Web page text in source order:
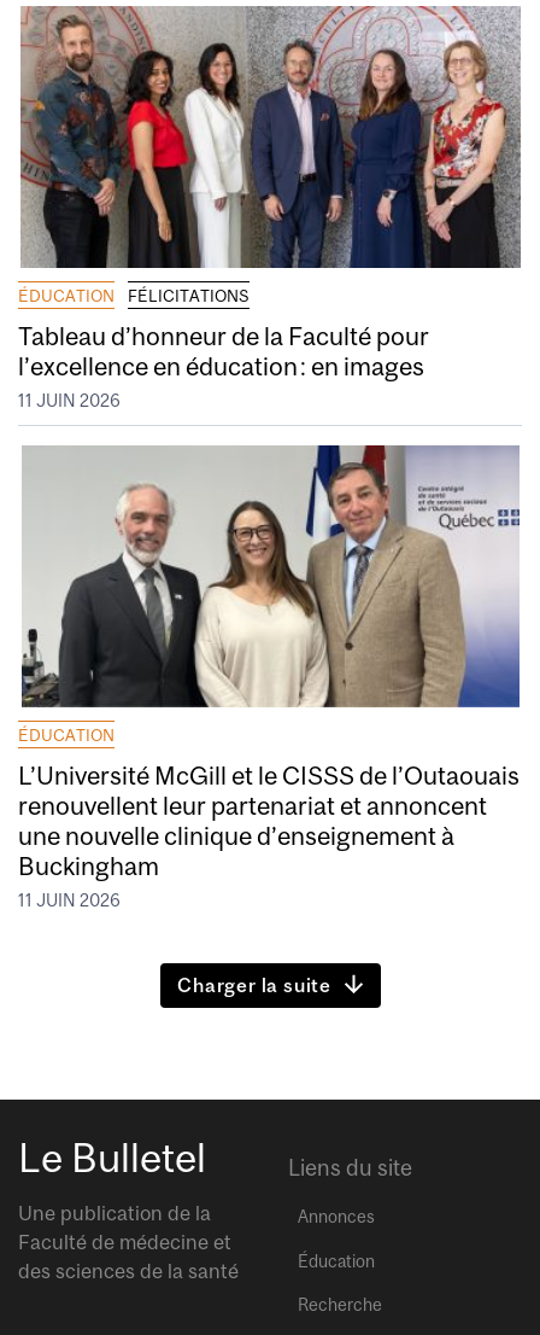
ÉDUCATION FÉLICITATIONS
Tableau d’honneur de la Faculté pour
l’excellence en éducation : en images
11 JUIN 2026
ÉDUCATION
L’Université McGill et le CISSS de l’Outaouais
renouvellent leur partenariat et annoncent
une nouvelle clinique d’enseignement à
Buckingham
11 JUIN 2026
Charger la suite
Le Bulletel
Une publication de la
Faculté de médecine et
des sciences de la santé
Liens du site
Annonces
Éducation
Recherche